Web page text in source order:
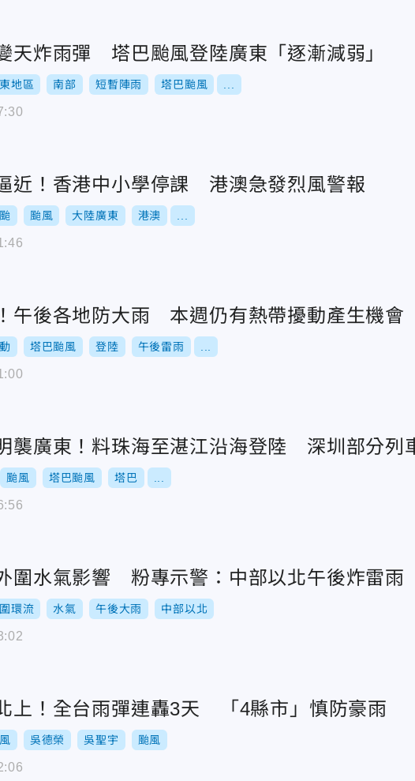
天炸雨彈 塔巴颱風登陸廣東「逐漸減弱」
地區 南部 短暫陣雨 塔巴颱風
近！香港中小學停課 港澳急發烈風警報
颱風 大陸廣東 港澳
午後各地防大雨 本週仍有熱帶擾動產生機會
塔巴颱風 登陸 午後雷雨
襲廣東！料珠海至湛江沿海登陸 深圳部分列
颱風 塔巴颱風 塔巴
圍水氣影響 粉專示警：中部以北午後炸雷雨
環流 水氣 午後大雨 中部以北
上！全台雨彈連轟3天 「4縣市」慎防豪雨
吳德榮 吳聖宇 颱風